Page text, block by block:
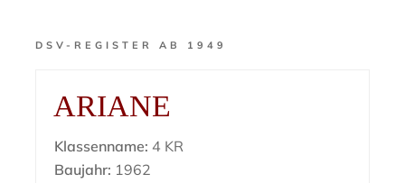
DSV-REGISTER AB 1949
ARIANE
Klassenname: 4 KR
Baujahr: 1962